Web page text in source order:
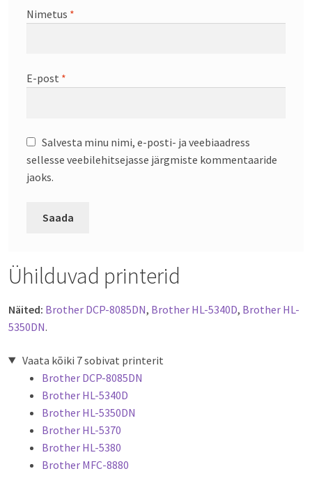
Nimetus *
E-post *
Salvesta minu nimi, e-posti- ja veebiaadress
sellesse veebilehitsejasse järgmiste kommentaaride
jaoks.
Ühilduvad printerid
Näited: Brother DCP-8085DN, Brother HL-5340D, Brother HL-
5350DN.
Vaata kõiki 7 sobivat printerit
Brother DCP-8085DN
Brother HL-5340D
Brother HL-5350DN
Brother HL-5370
Brother HL-5380
Brother MFC-8880